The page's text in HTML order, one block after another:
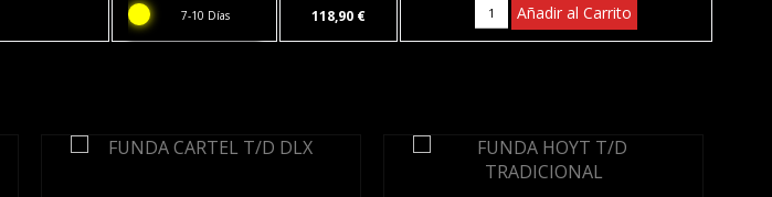
7-10 Días 118,90 € Añadir al Carrito